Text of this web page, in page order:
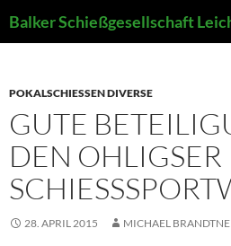
Inhalt
POKALSCHIESSEN DIVERSE
GUTE
DEN OHLIGSER
28. APRIL 2015 MICHAEL